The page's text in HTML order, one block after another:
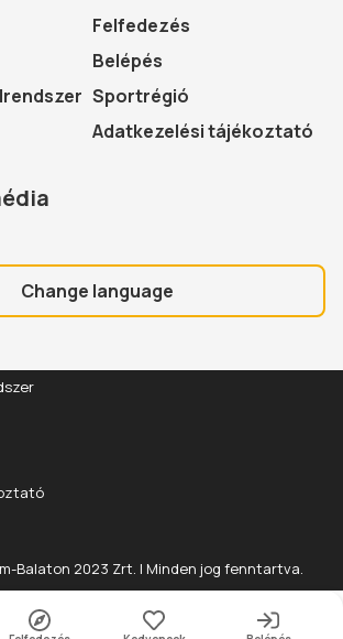
Részletek
Felfedezés
Belépés
Sportrégió
Adatkezelési tájékoztató
Change language
Balaton 2023 Zrt. | Minden jog fenntartva.